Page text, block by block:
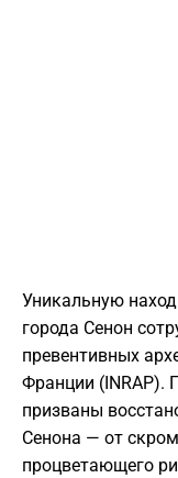
Уникальную
города Сенон
превентивных
Франции (INRAP).
призваны
Сенона — от
процветающего